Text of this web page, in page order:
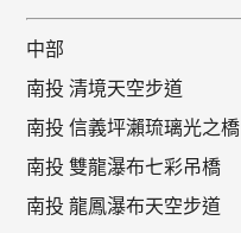
中部
南投 清境天空步道
南投 信義坪瀨琉璃光之橋
南投 雙龍瀑布七彩吊橋
南投 龍鳳瀑布天空步道